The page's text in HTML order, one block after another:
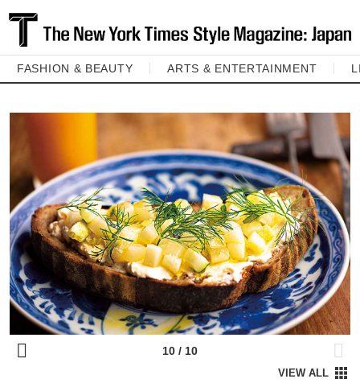
FASHION & BEAUTY ARTS & ENTERTAINMENT